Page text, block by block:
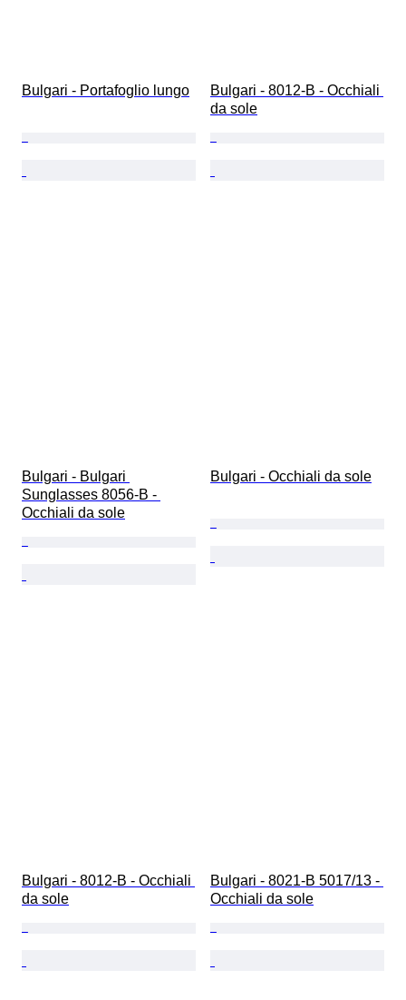
Bulgari - Portafoglio lungo
Bulgari - 8012-B - Occhiali
da sole
Bulgari - Bulgari
Sunglasses 8056-B -
Occhiali da sole
Bulgari - Occhiali da sole
Bulgari - 8012-B - Occhiali
da sole
Bulgari - 8021-B 5017/13 -
Occhiali da sole